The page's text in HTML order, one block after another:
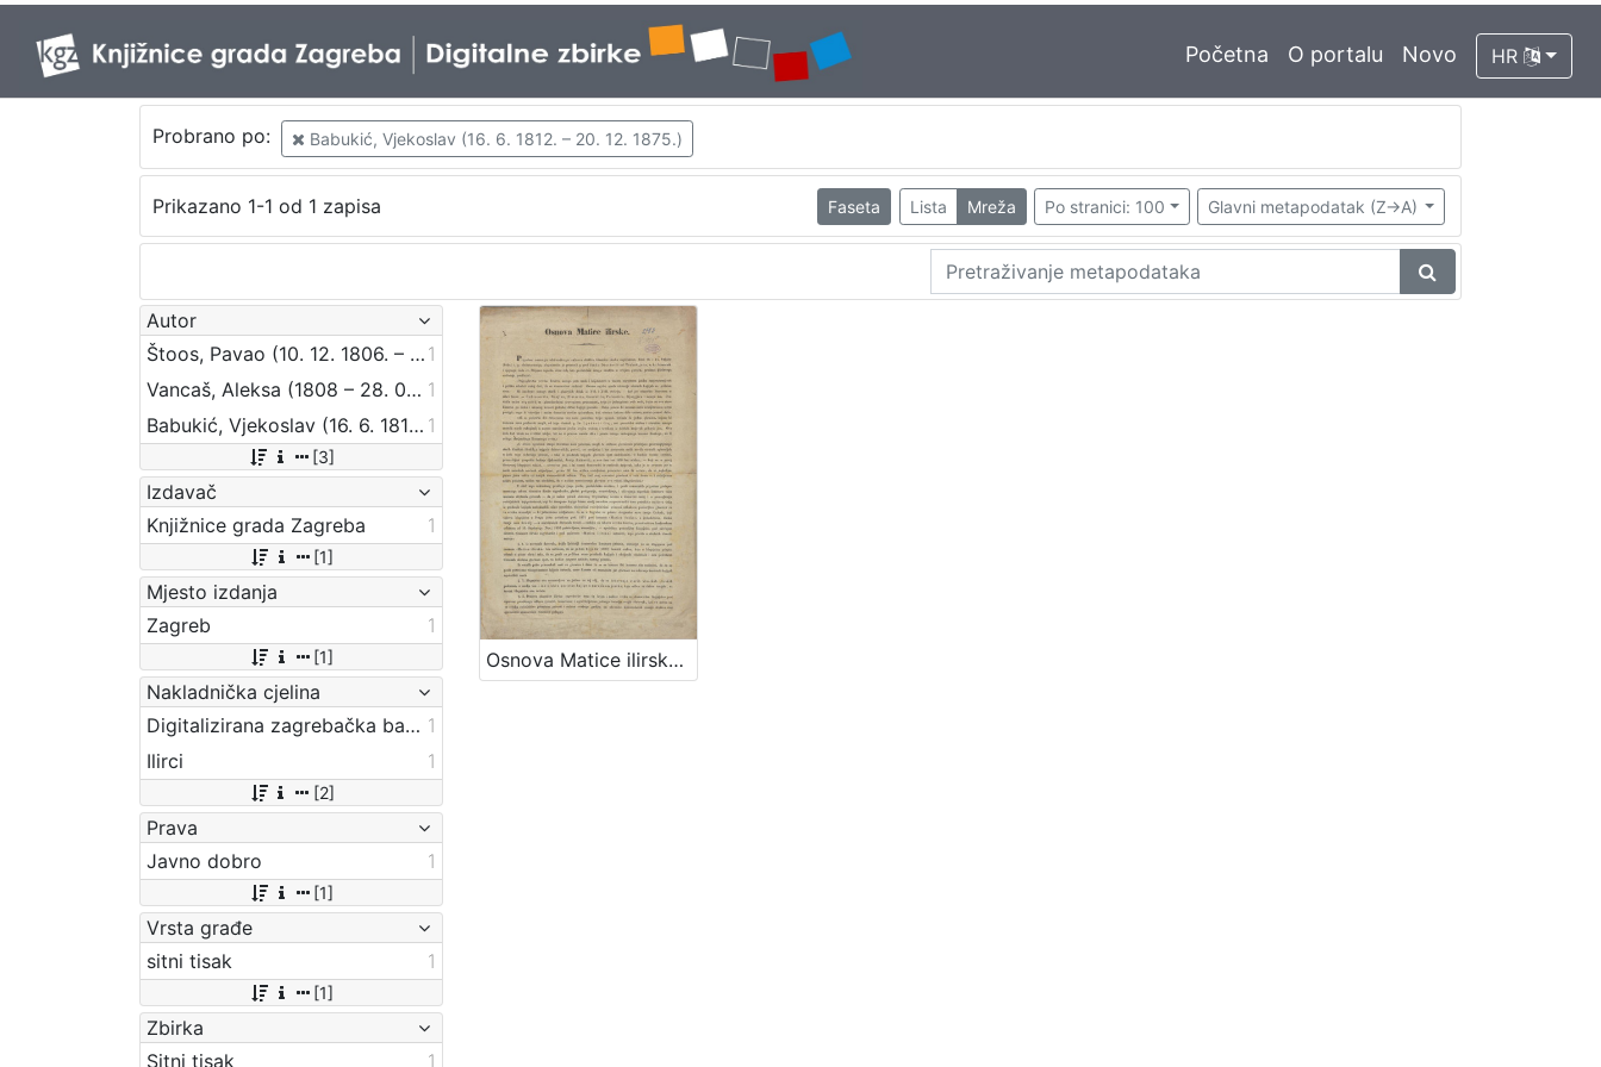
Početna O portalu Novo HR
Probrano po: Babukić, Vjekoslav (16. 6. 1812. – 20. 12. 1875.)
Prikazano 1-1 od 1 zapisa Faseta Lista Mreža Po stranici: 100 Glavni metapodatak (Z->A)
Autor
Štoos, Pavao (10. 12. 1806. – 30. 3. 1862.) 1
Vancaš, Aleksa (1808 – 28. 04. 1884) 1
Babukić, Vjekoslav (16. 6. 1812. – 20. 12. 1875.) 1
[3]
Izdavač
Knjižnice grada Zagreba
1
[1]
Mjesto izdanja
Zagreb
1
[1]
Nakladnička cjelina
Digitalizirana zagrebačka baština 1
Ilirci
1
[2]
Prava
Javno dobro
1
[1]
Vrsta građe
sitni tisak
1
[1]
Zbirka
Sitni tisak
1
Osnova Matice ilirske / od ravniteljstva družtva čitaonice ilirske zagrebačke